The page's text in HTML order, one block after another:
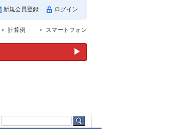
新規会員登録 ログイン
計算例 スマートフォン
▶